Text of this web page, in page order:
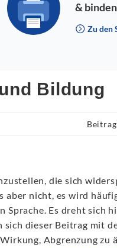
&
Zu den
Bildung
die sich
aber nicht, es wird
Sprache. Es dreht sich
sich dieser Beitrag mit
Abgrenzung zu